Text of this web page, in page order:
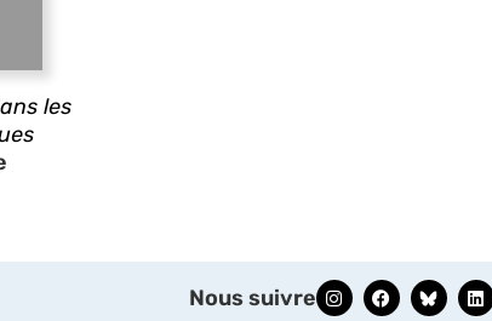
les
Nous suivre